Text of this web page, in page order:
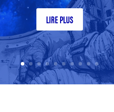
LIRE PLUS